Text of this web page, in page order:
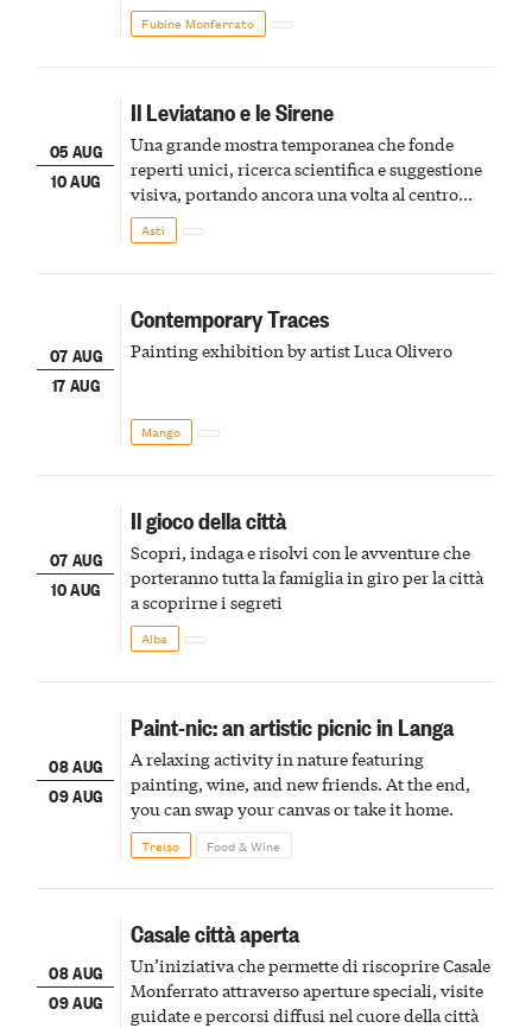
Fubine Monferrato
05 AUG
10 AUG
Il Leviatano e le Sirene
Una grande mostra temporanea che fonde
reperti unici, ricerca scientifica e suggestione
visiva, portando ancora una volta al centro
della scena le meraviglie del passato astigiano
Asti
07 AUG
17 AUG
Contemporary Traces
Painting exhibition by artist Luca Olivero
Mango
07 AUG
10 AUG
Il gioco della città
Scopri, indaga e risolvi con le avventure che
porteranno tutta la famiglia in giro per la città
a scoprirne i segreti
Alba
08 AUG
09 AUG
Paint-nic: an artistic picnic in Langa
A relaxing activity in nature featuring
painting, wine, and new friends. At the end,
you can swap your canvas or take it home.
Treiso Food & Wine
08 AUG
09 AUG
Casale città aperta
Un’iniziativa che permette di riscoprire Casale
Monferrato attraverso aperture speciali, visite
guidate e percorsi diffusi nel cuore della città